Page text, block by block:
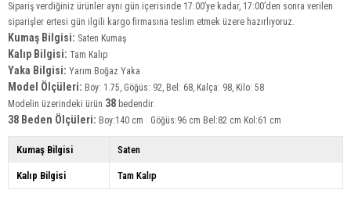
Sipariş verdiğiniz ürünler aynı gün içerisinde 17:00’ye kadar, 17:00’den sonra verilen
siparişler ertesi gün ilgili kargo firmasına teslim etmek üzere hazırlıyoruz.
Kumaş Bilgisi: Saten Kumaş
Kalıp Bilgisi: Tam Kalıp
Yaka Bilgisi: Yarım Boğaz Yaka
Model Ölçüleri: Boy: 1.75, Göğüs: 92, Bel: 68, Kalça: 98, Kilo: 58
Modelin üzerindeki ürün 38 bedendir.
38 Beden Ölçüleri: Boy:140 cm Göğüs:96 cm Bel:82 cm Kol:61 cm
Kumaş Bilgisi Saten
Kalıp Bilgisi Tam Kalıp